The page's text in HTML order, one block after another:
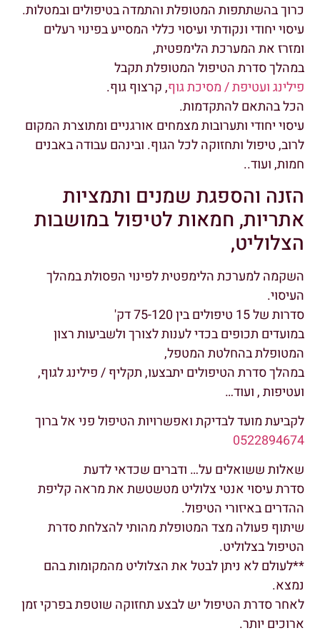
כרוך בהשתתפות המטופלת והתמדה בטיפולים ובמטלות.
עיסוי יחודי ונקודתי ועיסוי כללי המסייע בפינוי רעלים
ומזרז את המערכת הלימפטית,
במהלך סדרת הטיפול המטופלת תקבל
פילינג ועטיפת / מסיכת גוף, קרצוף גוף.
הכל בהתאם להתקדמות.
עיסוי יחודי ותערובות מצמחים אורגניים ומתוצרת המקום
לרוב, טיפול ותחזוקה לכל הגוף. ובינהם עבודה באבנים
חמות, ועוד..
הזנה והספגת שמנים ותמציות
אתריות, חמאות לטיפול במושבות
הצלוליט,
השקמה למערכת הלימפטית לפינוי הפסולת במהלך
העיסוי.
סדרות של 15 טיפולים בין 75-120 דק'
במועדים תכופים בכדי לענות לצורך ולשביעות רצון
המטופלת בהחלטת המטפל,
במהלך סדרת הטיפולים יתבצעו, תקליף / פילינג לגוף,
ועטיפות , ועוד…
לקביעת מועד לבדיקת ואפשרויות הטיפול פני אל ברוך
0522894674
שאלות ששואלים על… ודברים שכדאי לדעת
סדרת עיסוי אנטי צלוליט מטשטשת את מראה קליפת
ההדרים באיזורי הטיפול.
שיתוף פעולה מצד המטופלת מהותי להצלחת סדרת
הטיפול בצלוליט.
**לעולם לא ניתן לבטל את הצלוליט מהמקומות בהם
נמצא.
לאחר סדרת הטיפול יש לבצע תחזוקה שוטפת בפרקי זמן
ארוכים יותר.